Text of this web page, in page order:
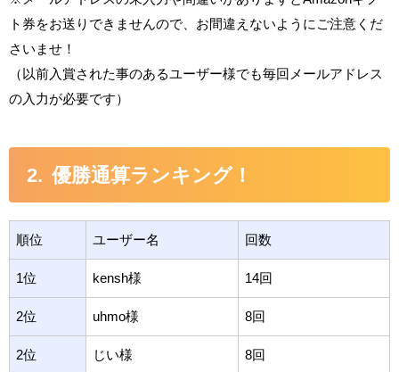
ト券をお送りできませんので、お間違えないようにご注意くだ
さいませ！
（以前入賞された事のあるユーザー様でも毎回メールアドレス
の入力が必要です）
優勝通算ランキング！
順位 ユーザー名 回数
1位 kensh様 14回
2位 uhmo様 8回
2位 じい様 8回